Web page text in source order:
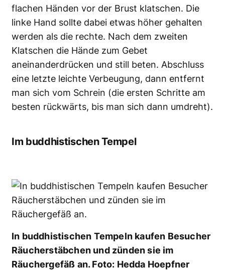
flachen Händen vor der Brust klatschen. Die
linke Hand sollte dabei etwas höher gehalten
werden als die rechte. Nach dem zweiten
Klatschen die Hände zum Gebet
aneinanderdrücken und still beten. Abschluss
eine letzte leichte Verbeugung, dann entfernt
man sich vom Schrein (die ersten Schritte am
besten rückwärts, bis man sich dann umdreht).
Im buddhistischen Tempel
In buddhistischen Tempeln kaufen Besucher
Räucherstäbchen und zünden sie im
Räuchergefäß an. Foto: Hedda Hoepfner